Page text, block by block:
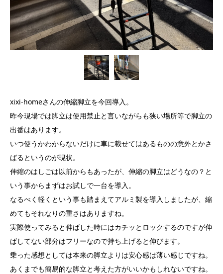
xixi-homeさんの伸縮脚立を今回導入。
昨今現場では脚立は使用禁止と言いながらも狭い場所等で脚立の
出番はあります。
いつ使うかわからないだけに車に載せてはあるものの意外とかさ
ばるというのが現状。
伸縮のはしごは以前からもあったが、伸縮の脚立はどうなの？と
いう事からまずはお試しで一台を導入。
なるべく軽くという事も踏まえてアルミ製を導入しましたが、縮
めてもそれなりの重さはありますね。
実際使ってみると伸ばした時にはカチッとロックするのですが伸
ばしてない部分はフリーなので持ち上げると伸びます。
乗った感想としては本来の脚立よりは安心感は薄い感じですね。
あくまでも簡易的な脚立と考えた方がいいかもしれないですね。